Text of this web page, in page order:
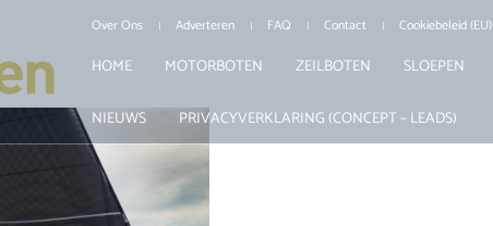
Over Ons Adverteren FAQ Contact Cookiebeleid (EU)
HOME MOTORBOTEN ZEILBOTEN SLOEPEN
NIEUWS PRIVACYVERKLARING (CONCEPT – LEADS)